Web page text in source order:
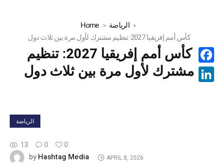
Home
الرياضة
كأس أمم إفريقيا 2027: تنظيم مشترك لأول مرة بين ثلاث دول
كأس أمم إفريقيا 2027: تنظيم
مشترك لأول مرة بين ثلاث دول
الرياضة
13 0
0
byHashtag Media APRIL 8, 2026